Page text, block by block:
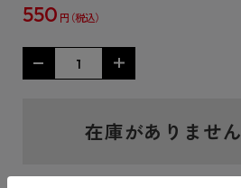
550 円
在庫がありません